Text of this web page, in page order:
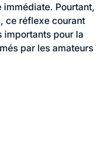
Pourtant,
ce réflexe courant
importants pour la
par les amateurs